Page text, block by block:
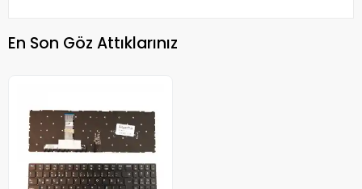
En Son Göz Attıklarınız